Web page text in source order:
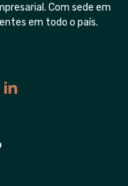
Com sede em
em todo o país.